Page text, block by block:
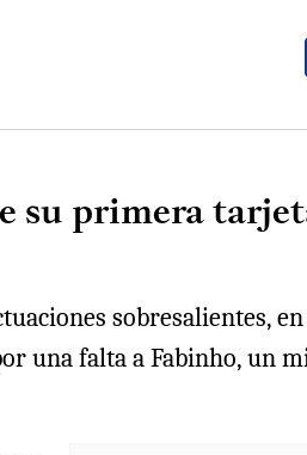
su primera
sobresalientes,
una falta a Fabinho, un